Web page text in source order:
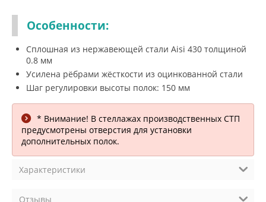
Особенности:
Сплошная из нержавеющей стали Aisi 430 толщиной
0.8 мм
Усилена рёбрами жёсткости из оцинкованной стали
Шаг регулировки высоты полок: 150 мм
* Внимание! В стеллажах производственных СТП
предусмотрены отверстия для установки
дополнительных полок.
Характеристики
Отзывы